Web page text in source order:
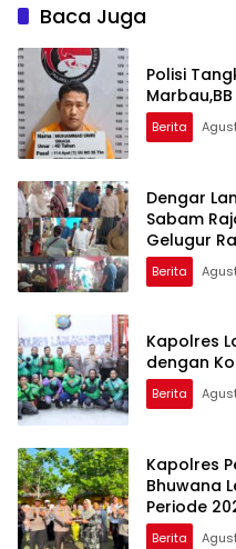
Baca Juga
Polisi
Berita
Dengar
Sabam
Gelugur
Berita
Kapolres
dengan
Berita
Kapolres
Bhuwana
Periode
Berita